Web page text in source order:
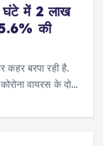
घंटे में 2 लाख
5.6% की
कहर बरपा रही है.
वायरस के दो…